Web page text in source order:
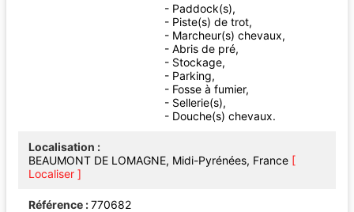
- Paddock(s),
- Piste(s) de trot,
- Marcheur(s) chevaux,
- Abris de pré,
- Stockage,
- Parking,
- Fosse à fumier,
- Sellerie(s),
- Douche(s) chevaux.
Localisation
BEAUMONT DE LOMAGNE, Midi-Pyrénées, France [
Localiser ]
Référence 770682